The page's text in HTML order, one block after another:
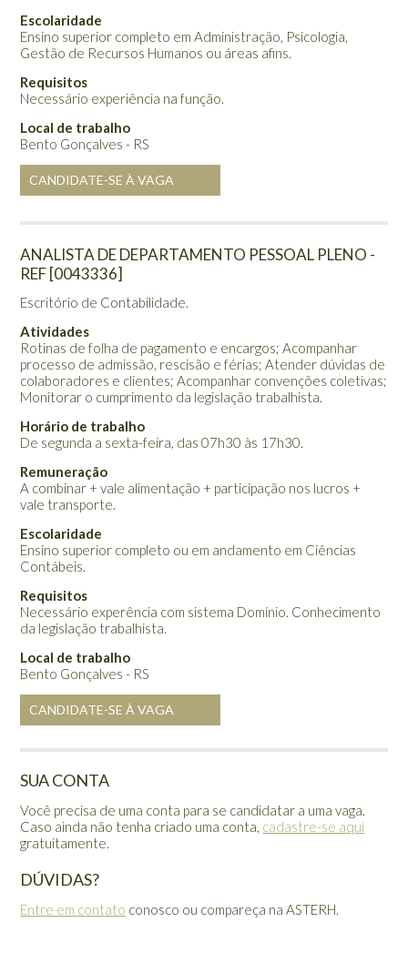
Escolaridade
Ensino superior completo em Administração, Psicologia,
Gestão de Recursos Humanos ou áreas afins.
Requisitos
Necessário experiência na função.
Local de trabalho
Bento Gonçalves - RS
CANDIDATE-SE À VAGA
ANALISTA DE DEPARTAMENTO PESSOAL PLENO -
REF [0043336]
Escritório de Contabilidade.
Atividades
Rotinas de folha de pagamento e encargos; Acompanhar
processo de admissão, rescisão e férias; Atender dúvidas de
colaboradores e clientes; Acompanhar convenções coletivas;
Monitorar o cumprimento da legislação trabalhista.
Horário de trabalho
De segunda a sexta-feira, das 07h30 às 17h30.
Remuneração
A combinar + vale alimentação + participação nos lucros +
vale transporte.
Escolaridade
Ensino superior completo ou em andamento em Ciências
Contábeis.
Requisitos
Necessário experência com sistema Domínio. Conhecimento
da legislação trabalhista.
Local de trabalho
Bento Gonçalves - RS
CANDIDATE-SE À VAGA
SUA CONTA
Você precisa de uma conta para se candidatar a uma vaga.
Caso ainda não tenha criado uma conta, cadastre-se aqui
gratuitamente.
DÚVIDAS?
Entre em contato conosco ou compareça na ASTERH.